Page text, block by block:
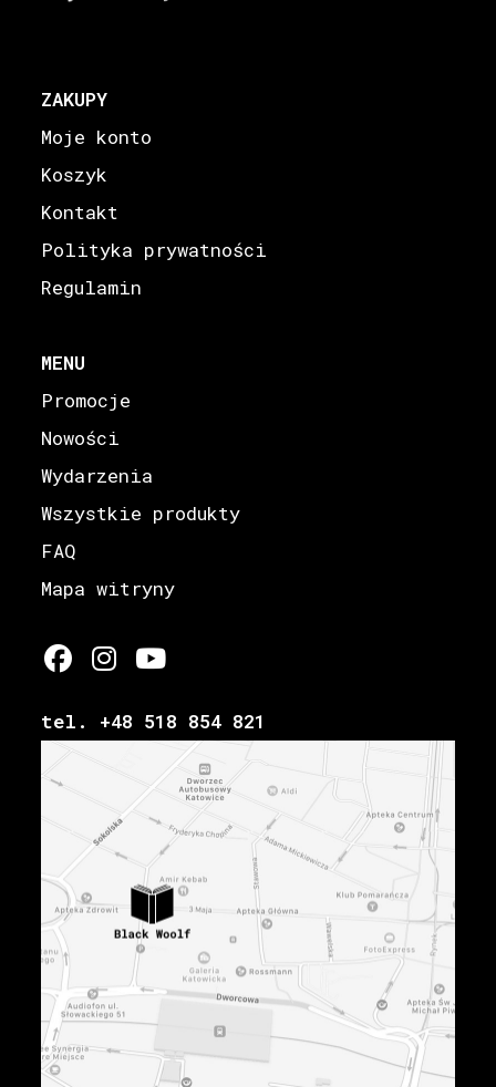
ZAKUPY
Moje konto
Koszyk
Kontakt
Polityka prywatności
Regulamin
MENU
Promocje
Nowości
Wydarzenia
Wszystkie produkty
FAQ
Mapa witryny
tel. +48 518 854 821